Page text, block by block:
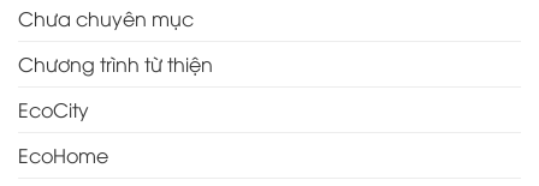
Chưa chuyên mục
Chương trình từ thiện
EcoCity
EcoHome